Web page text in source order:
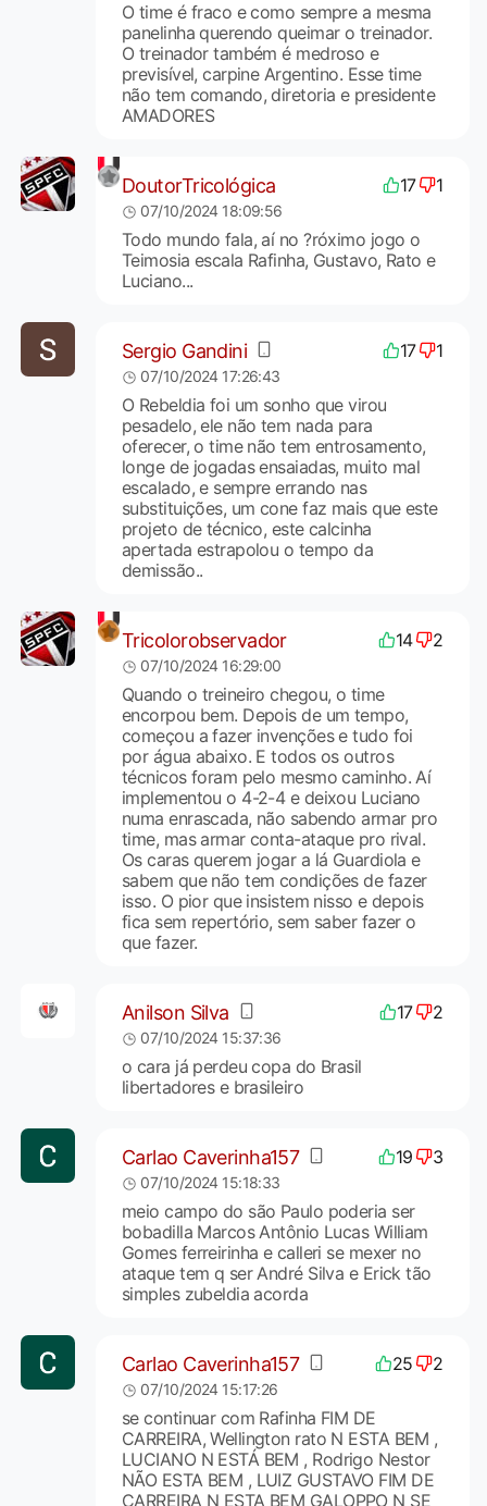
O time é fraco e como sempre a mesma
panelinha querendo queimar o treinador.
O treinador também é medroso e
previsível, carpine Argentino. Esse time
não tem comando, diretoria e presidente
AMADORES
DoutorTricológica 17 1
07/10/2024 18:09:56
Todo mundo fala, aí no ?róximo jogo o
Teimosia escala Rafinha, Gustavo, Rato e
Luciano...
Sergio Gandini 17 1
07/10/2024 17:26:43
O Rebeldia foi um sonho que virou
pesadelo, ele não tem nada para
oferecer, o time não tem entrosamento,
longe de jogadas ensaiadas, muito mal
escalado, e sempre errando nas
substituições, um cone faz mais que este
projeto de técnico, este calcinha
apertada estrapolou o tempo da
demissão..
Tricolorobservador 14 2
07/10/2024 16:29:00
Quando o treineiro chegou, o time
encorpou bem. Depois de um tempo,
começou a fazer invenções e tudo foi
por água abaixo. E todos os outros
técnicos foram pelo mesmo caminho. Aí
implementou o 4-2-4 e deixou Luciano
numa enrascada, não sabendo armar pro
time, mas armar conta-ataque pro rival.
Os caras querem jogar a lá Guardiola e
sabem que não tem condições de fazer
isso. O pior que insistem nisso e depois
fica sem repertório, sem saber fazer o
que fazer.
Anilson Silva 17 2
07/10/2024 15:37:36
o cara já perdeu copa do Brasil
libertadores e brasileiro
Carlao Caverinha157 19 3
07/10/2024 15:18:33
meio campo do são Paulo poderia ser
bobadilla Marcos Antônio Lucas William
Gomes ferreirinha e calleri se mexer no
ataque tem q ser André Silva e Erick tão
simples zubeldia acorda
Carlao Caverinha157 25 2
07/10/2024 15:17:26
se continuar com Rafinha FIM DE
CARREIRA, Wellington rato N ESTA BEM ,
LUCIANO N ESTÁ BEM , Rodrigo Nestor
NÃO ESTA BEM , LUIZ GUSTAVO FIM DE
CARREIRA N ESTA BEM GALOPPO N SE